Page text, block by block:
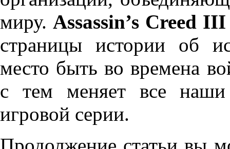
миру. Assassin’s Creed III
страницы истории об
место быть во времена
с тем меняет все наши
игровой серии.